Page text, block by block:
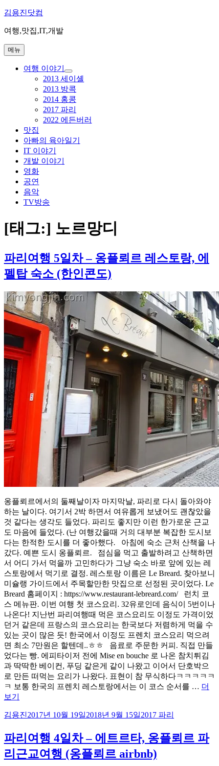
콘
츠
로
바
김용진닷컴
여행,맛집,IT,개발
메뉴
여행 이야기
하
위
메
뉴
확
장
2013 세이셸
2013 방콕
2014 홍콩
2017 파리
2022 에든버러
맛집
아빠의 육아일기
IT 이야기
개발 이야기
영화
공연
음악
TV방송
[태그:] 노르망디
파리여행 5일차 – 옹플뢰르 레스토랑, 에
펠탑 숙소 (한인콘도)
옹플뢰르에서의 둘째날이자 마지막날, 파리로 다시 돌아와야
하는 날이다. 여기서 2박 하면서 여유롭게 보냈어도 괜찮았을
것 같다는 생각도 들었다. 파리도 좋지만 이런 한가로운 근교
도 마음에 들었다. (난 여행갔을때 거의 대부분 복잡한 도시보
다는 한적한 도시를 더 좋아했다. 아침에 숙소 근처 산책을 나
갔다. 예쁜 도시 옹플뢰르. 점심을 먹고 출발하려고 산책하면
서 어디 가서 먹을까 고민하다가 그냥 숙소 바로 앞에 있는 레
스토랑에서 먹기로 결정. 레스토랑 이름은 Le Breard. 찾아보니
미슐랭 가이드에서 주목할만한 맛집으로 선정된 곳이었다. Le
Breard 홈페이지 : https://www.restaurant-lebreard.com/ 런치 코
스 메뉴판. 이번 여행 첫 코스요리. 32유로인데 음식이 5번이나
나온다! 지난번 파리여행때 먹은 코스요리도 이정도 가격이었
던거 같은데 프랑스의 코스요리는 한국보다 저렴하게 먹을 수
있는 곳이 많은 듯! 한국에서 이정도 프렌치 코스요리 먹으려
면 최소 7만원은 할텐데..ㅎㅎ 음료로 주문한 커피. 직접 만들
었다는 빵. 에피타이저 전에 Mise en bouche 로 나온 참치튀김
과 딱딱한 베이컨, 푸딩 같은게 같이 나왔고 이어서 단호박으
로 만든 떠먹는 요리가 나왔다. 표현이 참 무식하다ㅋㅋㅋㅋㅋ
ㅋ 보통 한국의 프렌치 레스토랑에서는 이 코스 순서를 … 더
보기
여
5
일
차
글
이
김용진작
일
자
2017년 10월 19일2018년 9월 15일카
리
2017 파리
파리여행 4일차 – 에트르타, 옹플뢰르 파
리근교여행 (옹플뢰르 airbnb)